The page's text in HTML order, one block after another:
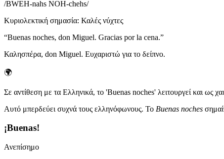
/BWEH-nahs NOH-chehs/
Κυριολεκτική σημασία: Καλές νύχτες
“Buenas noches, don Miguel. Gracias por la cena.”
Καλησπέρα, don Miguel. Ευχαριστώ για το δείπνο.
🌍
Σε αντίθεση με τα Ελληνικά, το 'Buenas noches' λειτουργεί και ως
Αυτό μπερδεύει συχνά τους ελληνόφωνους. Το Buenas noches
¡Buenas!
Ανεπίσημο